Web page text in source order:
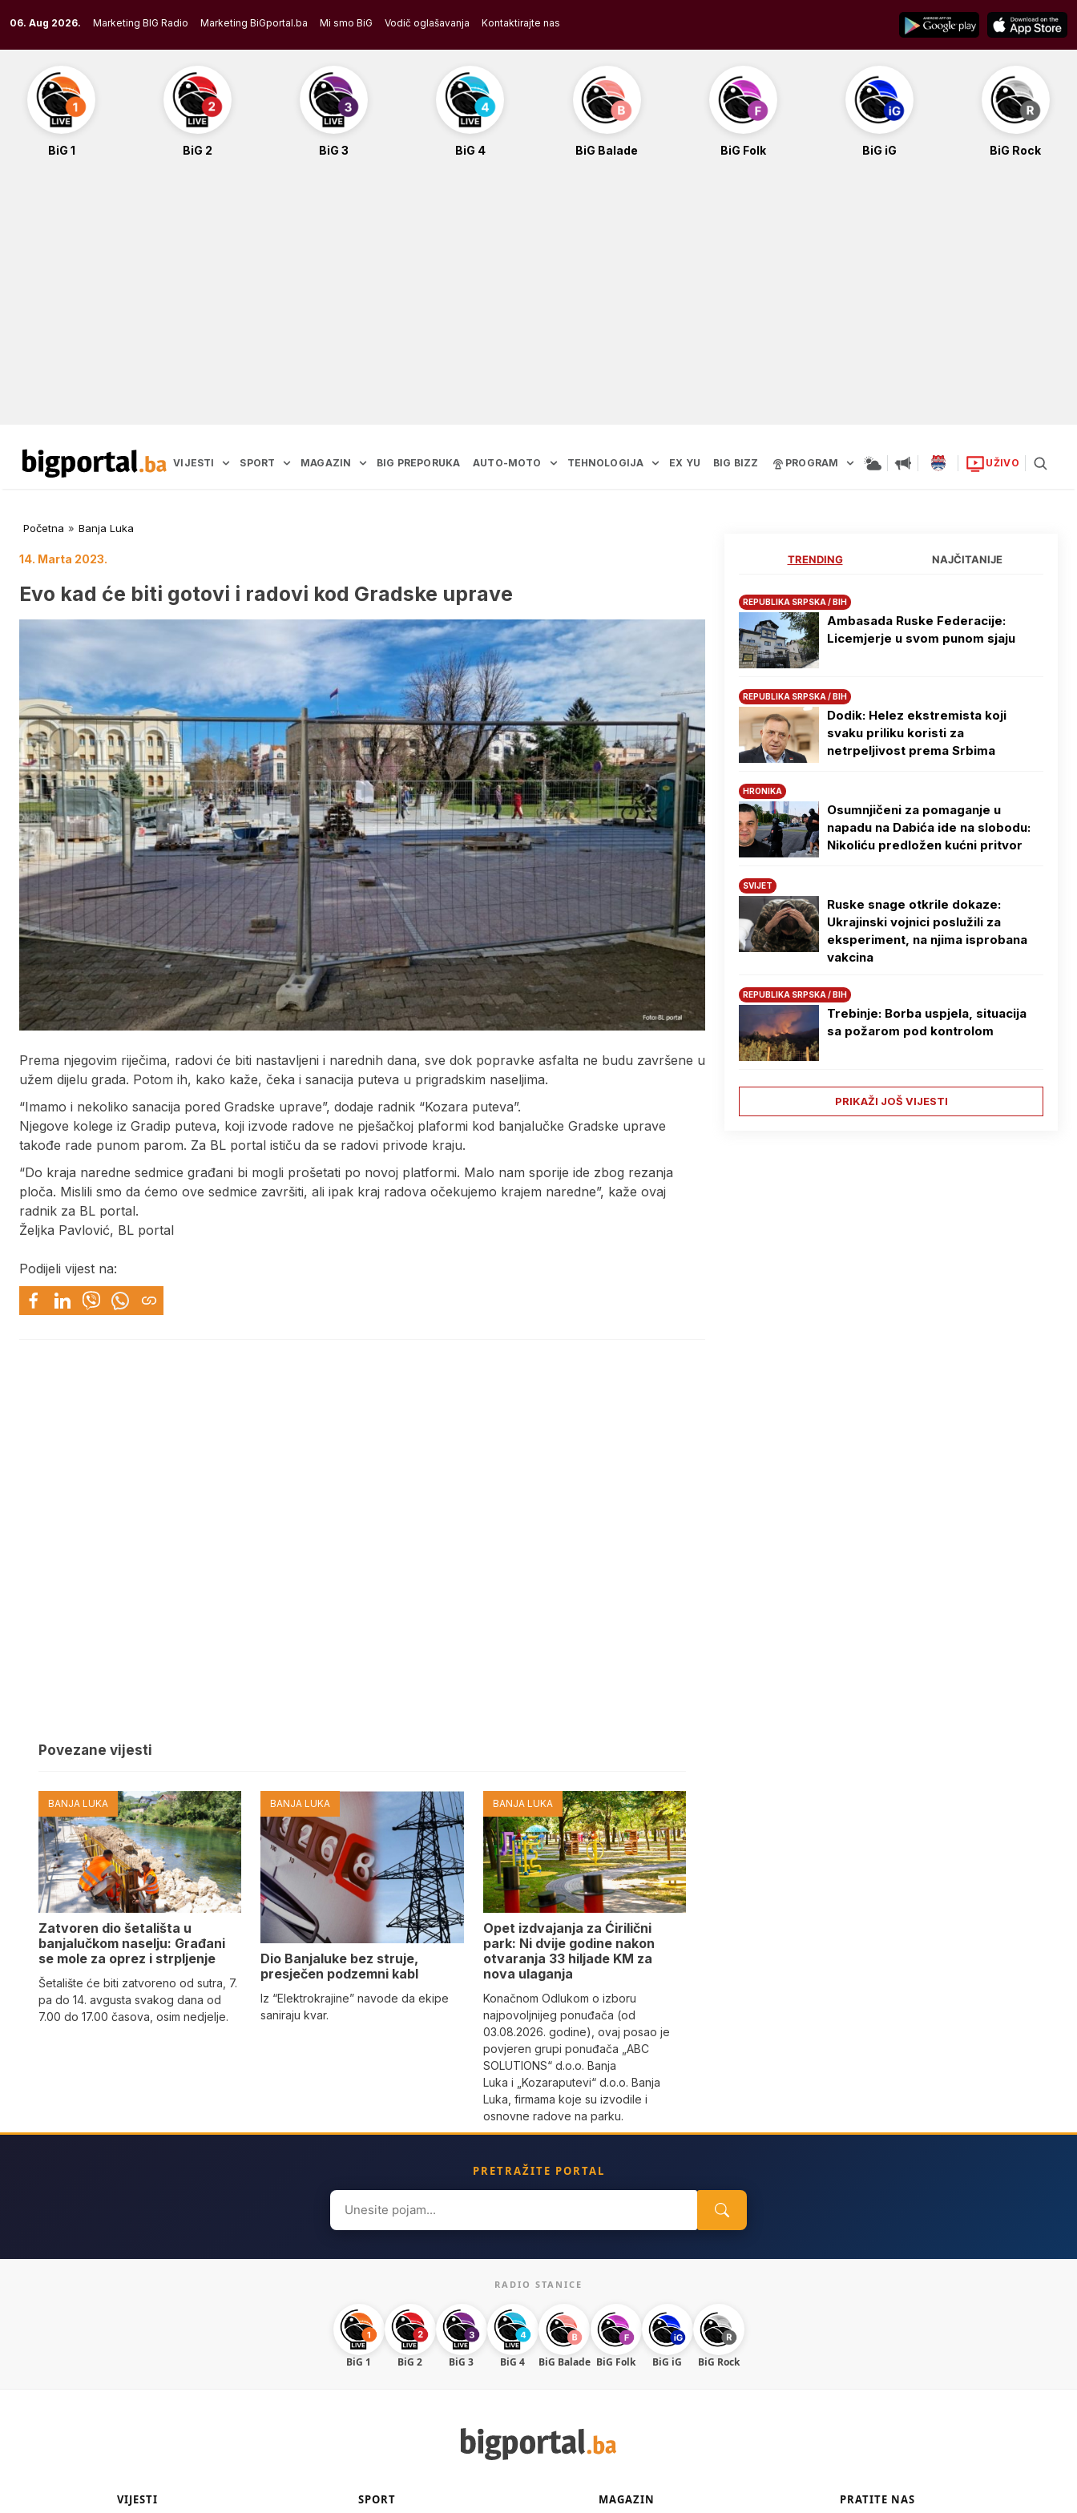
to
content
06. Aug 2026. Marketing BIG Radio Marketing BiGportal.ba Mi smo BiG Vodič oglašavanja Kontaktirajte nas
BiG 1 BiG 2 BiG 3 BiG 4 BiG Balade BiG Folk BiG iG BiG Rock
VIJESTI SPORT MAGAZIN BIG PREPORUKA AUTO-MOTO TEHNOLOGIJA EX YU BIG BIZZ PROGRAM UŽIVO
Početna » Banja Luka
14. Marta 2023.
Evo kad će biti gotovi i radovi kod Gradske uprave
Prema njegovim riječima, radovi će biti nastavljeni i narednih dana, sve dok popravke asfalta ne budu završene u
užem dijelu grada. Potom ih, kako kaže, čeka i sanacija puteva u prigradskim naseljima.
“Imamo i nekoliko sanacija pored Gradske uprave”, dodaje radnik “Kozara puteva”.
Njegove kolege iz Gradip puteva, koji izvode radove ne pješačkoj plaformi kod banjalučke Gradske uprave
takođe rade punom parom. Za BL portal ističu da se radovi privode kraju.
“Do kraja naredne sedmice građani bi mogli prošetati po novoj platformi. Malo nam sporije ide zbog rezanja
ploča. Mislili smo da ćemo ove sedmice završiti, ali ipak kraj radova očekujemo krajem naredne”, kaže ovaj
radnik za BL portal.
Željka Pavlović, BL portal
Podijeli vijest na:
Povezane vijesti
BANJA LUKA
Zatvoren dio šetališta u
banjalučkom naselju: Građani
se mole za oprez i strpljenje
Šetalište će biti zatvoreno od sutra, 7.
pa do 14. avgusta svakog dana od
7.00 do 17.00 časova, osim nedjelje.
BANJA LUKA
Dio Banjaluke bez struje,
presječen podzemni kabl
Iz “Elektrokrajine” navode da ekipe
saniraju kvar.
BANJA LUKA
Opet izdvajanja za Ćirilični
park: Ni dvije godine nakon
otvaranja 33 hiljade KM za
nova ulaganja
Konačnom Odlukom o izboru
najpovoljnijeg ponuđača (od
03.08.2026. godine), ovaj posao je
povjeren grupi ponuđača „ABC
SOLUTIONS“ d.o.o. Banja
Luka i „Kozaraputevi“ d.o.o. Banja
Luka, firmama koje su izvodile i
osnovne radove na parku.
TRENDING NAJČITANIJE
REPUBLIKA SRPSKA / BIH
Ambasada Ruske Federacije:
Licemjerje u svom punom sjaju
REPUBLIKA SRPSKA / BIH
Dodik: Helez ekstremista koji
svaku priliku koristi za
netrpeljivost prema Srbima
HRONIKA
Osumnjičeni za pomaganje u
napadu na Dabića ide na slobodu:
Nikoliću predložen kućni pritvor
SVIJET
Ruske snage otkrile dokaze:
Ukrajinski vojnici poslužili za
eksperiment, na njima isprobana
vakcina
REPUBLIKA SRPSKA / BIH
Trebinje: Borba uspjela, situacija
sa požarom pod kontrolom
PRIKAŽI JOŠ VIJESTI
PRETRAŽITE PORTAL
Search
for:
RADIO STANICE
BiG 1 BiG 2 BiG 3 BiG 4 BiG Balade BiG Folk BiG iG BiG Rock
VIJESTI SPORT MAGAZIN PRATITE NAS